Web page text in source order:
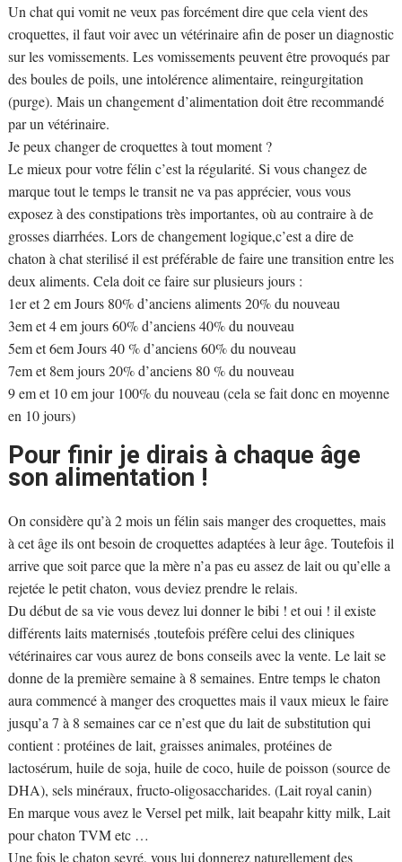
Un chat qui vomit ne veux pas forcément dire que cela vient des
croquettes, il faut voir avec un vétérinaire afin de poser un diagnostic
sur les vomissements. Les vomissements peuvent être provoqués par
des boules de poils, une intolérence alimentaire, reingurgitation
(purge). Mais un changement d’alimentation doit être recommandé
par un vétérinaire.
Je peux changer de croquettes à tout moment ?
Le mieux pour votre félin c’est la régularité. Si vous changez de
marque tout le temps le transit ne va pas apprécier, vous vous
exposez à des constipations très importantes, où au contraire à de
grosses diarrhées. Lors de changement logique,c’est a dire de
chaton à chat sterilisé il est préférable de faire une transition entre les
deux aliments. Cela doit ce faire sur plusieurs jours :
1er et 2 em Jours 80% d’anciens aliments 20% du nouveau
3em et 4 em jours 60% d’anciens 40% du nouveau
5em et 6em Jours 40 % d’anciens 60% du nouveau
7em et 8em jours 20% d’anciens 80 % du nouveau
9 em et 10 em jour 100% du nouveau (cela se fait donc en moyenne
en 10 jours)
Pour finir je dirais à chaque âge
son alimentation !
On considère qu’à 2 mois un félin sais manger des croquettes, mais
à cet âge ils ont besoin de croquettes adaptées à leur âge. Toutefois il
arrive que soit parce que la mère n’a pas eu assez de lait ou qu’elle a
rejetée le petit chaton, vous deviez prendre le relais.
Du début de sa vie vous devez lui donner le bibi ! et oui ! il existe
différents laits maternisés ,toutefois préfère celui des cliniques
vétérinaires car vous aurez de bons conseils avec la vente. Le lait se
donne de la première semaine à 8 semaines. Entre temps le chaton
aura commencé à manger des croquettes mais il vaux mieux le faire
jusqu’a 7 à 8 semaines car ce n’est que du lait de substitution qui
contient : protéines de lait, graisses animales, protéines de
lactosérum, huile de soja, huile de coco, huile de poisson (source de
DHA), sels minéraux, fructo-oligosaccharides. (Lait royal canin)
En marque vous avez le Versel pet milk, lait beapahr kitty milk, Lait
pour chaton TVM etc …
Une fois le chaton sevré, vous lui donnerez naturellement des